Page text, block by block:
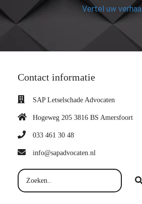
Vertel uw verhaal
Contact informatie
SAP Letselschade Advocaten
Hogeweg 205 3816 BS Amersfoort
033 461 30 48
info@sapadvocaten.nl